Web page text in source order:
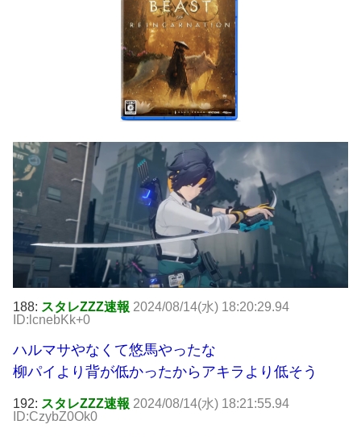
188: スタレZZZ速報 2024/08/14(水) 18:20:29.94
ID:lcnebKk+0
ハルマサやなくて悠馬やったな
柳パイより背が低かったからアキラより低そう
192: スタレZZZ速報 2024/08/14(水) 18:21:55.94
ID:CzybZ0Ok0